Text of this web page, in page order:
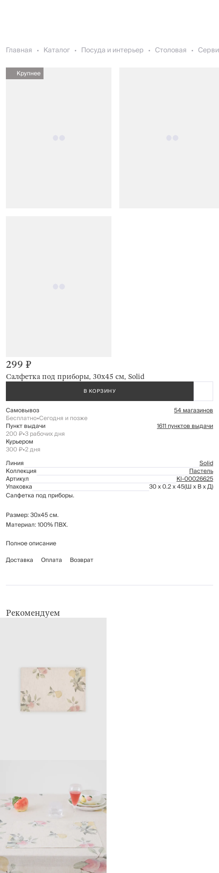
Главная Каталог Посуда и интерьер Столовая
Крупнее
Салфетка под приборы, 30x45 см, Solid
299 ₽
В КОРЗИНУ
Самовывоз 54 магазинов
Бесплатно•Сегодня и позже
Пункт выдачи 1611 пунктов выдачи
200 ₽•3 рабочих дня
Курьером
300 ₽•2 дня
Линия
Solid
Коллекция Пастель
Артикул Kl-00026625
Упаковка 30 x 0.2 x 45(Ш x В x Д)
Салфетка под приборы.
Размер: 30x45 см.
Материал: 100% ПВХ.
Рекомендуется протирать мягкой влажной тканью.
Полное описание
Доставка
Оплата Возврат
Рекомендуем